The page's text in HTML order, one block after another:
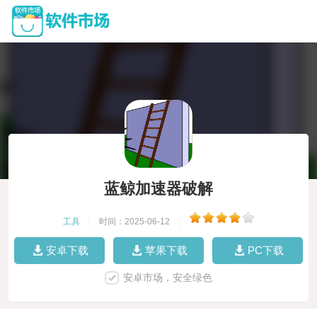
蓝鲸加速器破解
工具 时间：2025-06-12
安卓下载 苹果下载 PC下载
安卓市场，安全绿色